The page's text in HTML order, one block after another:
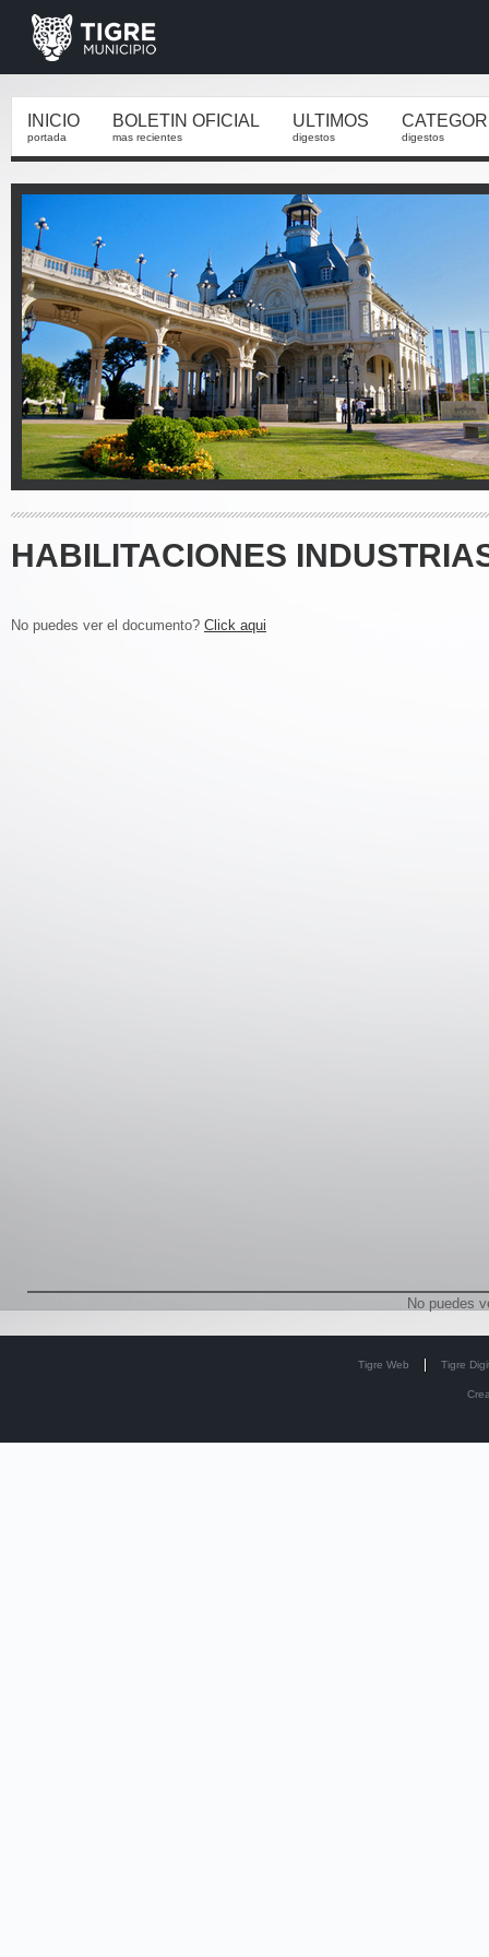
INICIO
portada
BOLETIN OFICIAL
mas recientes
ULTIMOS
digestos digestos
HABILITACIONES
No puedes ver el documento? Click aqui
No puedes
Tigre Web Tigre